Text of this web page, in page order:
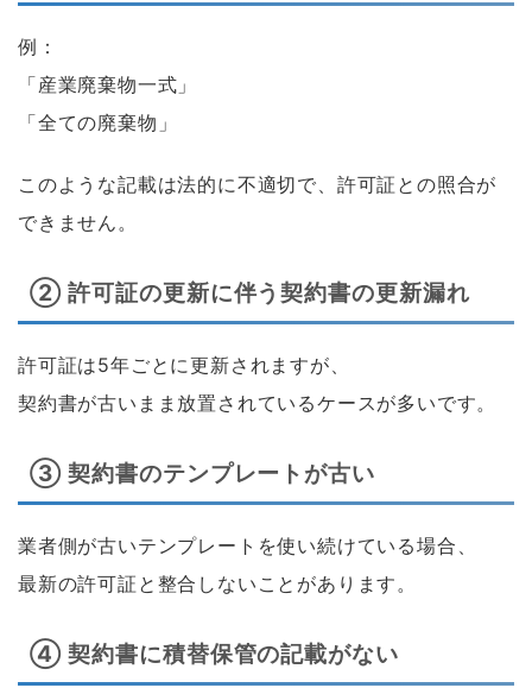
例：
「産業廃棄物一式」
「全ての廃棄物」
このような記載は法的に不適切で、許可証との照合が
できません。
② 許可証の更新に伴う契約書の更新漏れ
許可証は5年ごとに更新されますが、
契約書が古いまま放置されているケースが多いです。
③ 契約書のテンプレートが古い
業者側が古いテンプレートを使い続けている場合、
最新の許可証と整合しないことがあります。
④ 契約書に積替保管の記載がない